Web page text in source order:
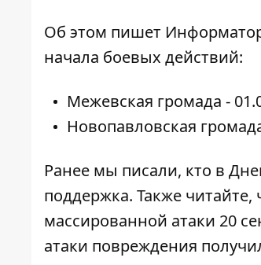
Об этом пишет
начала боевых действий:
Межевская громада -
Новопавловская
Ранее мы писали, кто в
поддержка. Также читайте,
массированной атаки 20
атаки повреждения